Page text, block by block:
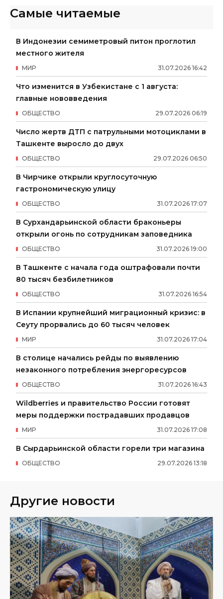
Самые читаемые
В Индонезии семиметровый питон проглотил
местного жителя
31.07.2026 16:42
МИР
Что изменится в Узбекистане с 1 августа:
главные нововведения
29.07.2026 06:19
ОБЩЕСТВО
Число жертв ДТП с патрульными мотоциклами в
Ташкенте выросло до двух
29.07.2026 06:50
ОБЩЕСТВО
В Чирчике открыли круглосуточную
гастрономическую улицу
31.07.2026 17:07
ОБЩЕСТВО
В Сурхандарьинской области браконьеры
открыли огонь по сотрудникам заповедника
31.07.2026 19:00
ОБЩЕСТВО
В Ташкенте с начала года оштрафовали почти
80 тысяч безбилетников
31.07.2026 16:54
ОБЩЕСТВО
В Испании крупнейший миграционный кризис: в
Сеуту прорвались до 60 тысяч человек
31.07.2026 17:04
МИР
В столице начались рейды по выявлению
незаконного потребления энергоресурсов
31.07.2026 16:43
ОБЩЕСТВО
Wildberries и правительство России готовят
меры поддержки пострадавших продавцов
31.07.2026 17:08
МИР
В Сырдарьинской области горели три магазина
29.07.2026 13:18
ОБЩЕСТВО
Другие новости